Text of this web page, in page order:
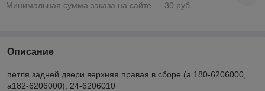
Минимальная сумма заказа на сайте — 30 руб.
Описание
петля задней двери верхняя правая в сборе (а 180-6206000,
а182-6206000), 24-6206010